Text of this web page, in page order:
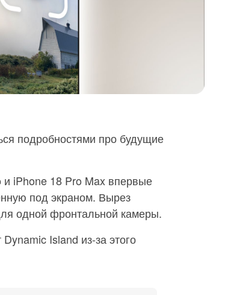
подробностями про будущие
iPhone 18 Pro Max впервые
под экраном. Вырез
одной фронтальной камеры.
Island из-за этого